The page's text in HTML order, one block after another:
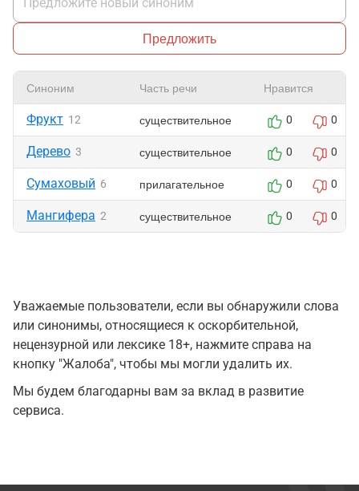
Предложить
Синоним Часть речи Нравится
Фрукт 12 существительное 0 0
Дерево 3 существительное 0 0
Сумаховый 6 прилагательное 0 0
Мангифера 2 существительное 0 0
Уважаемые пользователи, если вы обнаружили слова
или синонимы, относящиеся к оскорбительной,
нецензурной или лексике 18+, нажмите справа на
кнопку "Жалоба", чтобы мы могли удалить их.
Мы будем благодарны вам за вклад в развитие
сервиса.